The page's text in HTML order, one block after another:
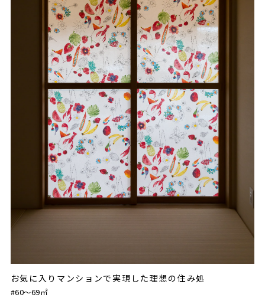
お気に入りマンションで実現した理想の住み処
#60〜69㎡